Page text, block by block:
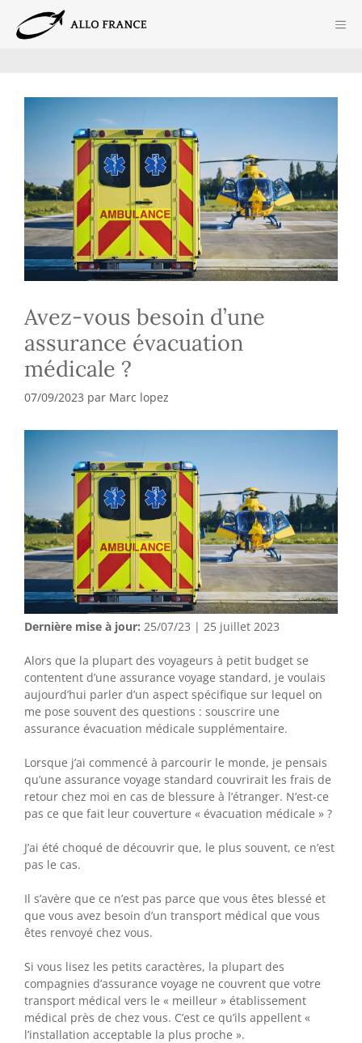
contenu
Avez-vous besoin d’une
assurance évacuation
médicale ?
07/09/2023 par Marc lopez
Dernière mise à jour: 25/07/23 | 25 juillet 2023
Alors que la plupart des voyageurs à petit budget se
contentent d’une assurance voyage standard, je voulais
aujourd’hui parler d’un aspect spécifique sur lequel on
me pose souvent des questions : souscrire une
assurance évacuation médicale supplémentaire.
Lorsque j’ai commencé à parcourir le monde, je pensais
qu’une assurance voyage standard couvrirait les frais de
retour chez moi en cas de blessure à l’étranger. N’est-ce
pas ce que fait leur couverture « évacuation médicale » ?
J’ai été choqué de découvrir que, le plus souvent, ce n’est
pas le cas.
Il s’avère que ce n’est pas parce que vous êtes blessé et
que vous avez besoin d’un transport médical que vous
êtes renvoyé chez vous.
Si vous lisez les petits caractères, la plupart des
compagnies d’assurance voyage ne couvrent que votre
transport médical vers le « meilleur » établissement
médical près de chez vous. C’est ce qu’ils appellent «
l’installation acceptable la plus proche ».